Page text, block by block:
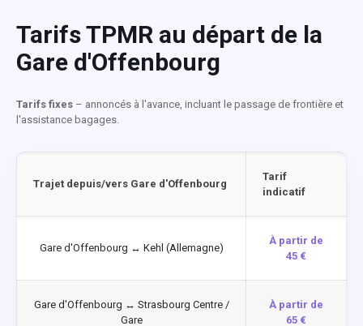
Tarifs TPMR au départ de la
Gare d'Offenbourg
Tarifs fixes – annoncés à l'avance, incluant le passage de frontière et
l'assistance bagages.
Trajet depuis/vers Gare d'Offenbourg
Tarif
indicatif
Gare d'Offenbourg ↔ Kehl (Allemagne)
À partir de
45 €
Gare d'Offenbourg ↔ Strasbourg Centre /
Gare
À partir de
65 €